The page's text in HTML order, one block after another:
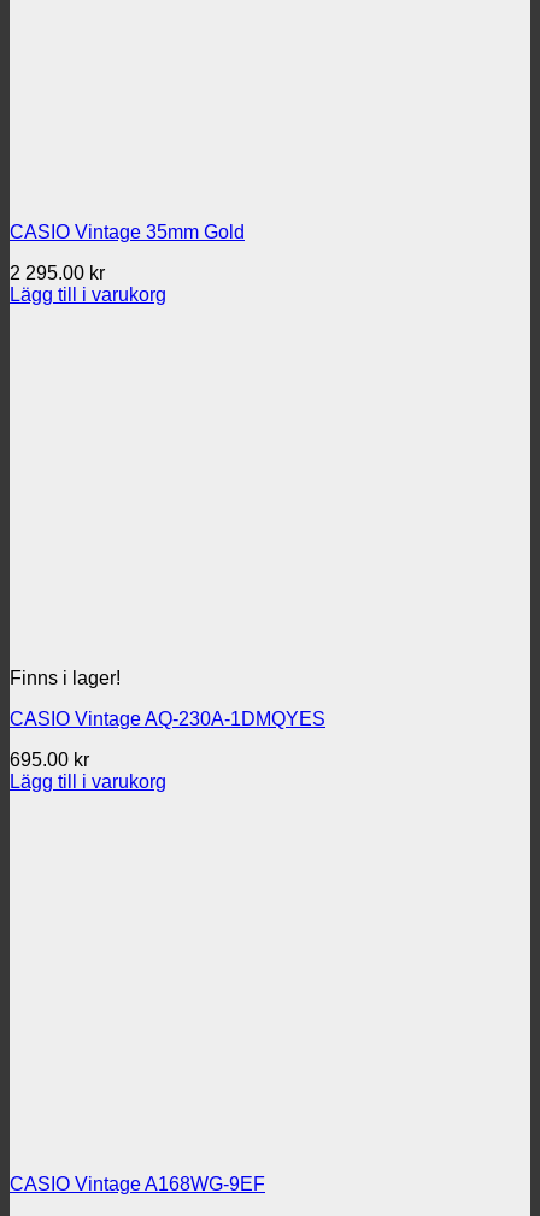
CASIO Vintage 35mm Gold
2 295.00 kr
Lägg till i varukorg
Finns i lager!
CASIO Vintage AQ-230A-1DMQYES
695.00 kr
Lägg till i varukorg
CASIO Vintage A168WG-9EF